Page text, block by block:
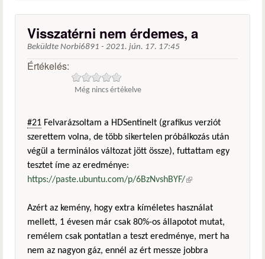
Visszatérni nem érdemes, a
Beküldte Norbi6891 - 2021. jún. 17. 17:45
Értékelés:
Még nincs értékelve
#21 Felvarázsoltam a HDSentinelt (grafikus verziót
szerettem volna, de több sikertelen próbálkozás után
végül a terminálos változat jött össze), futtattam egy
tesztet íme az eredménye:
https://paste.ubuntu.com/p/6BzNvshBYF/(külső
Azért az kemény, hogy extra kíméletes használat
mellett, 1 évesen már csak 80%-os állapotot mutat,
remélem csak pontatlan a teszt eredménye, mert ha
nem az nagyon gáz, ennél az ért messze jobbra